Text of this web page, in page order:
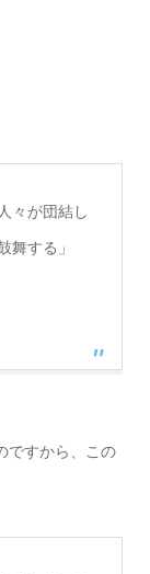
々が団結し
舞する」
ですから、この